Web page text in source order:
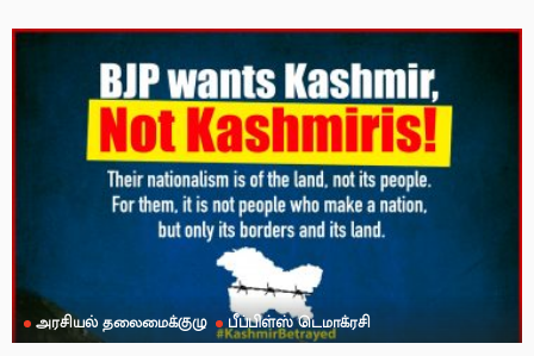
அரசியல் தலைமைக்குழு பீப்பிள்ஸ் டெமாக்ரசி